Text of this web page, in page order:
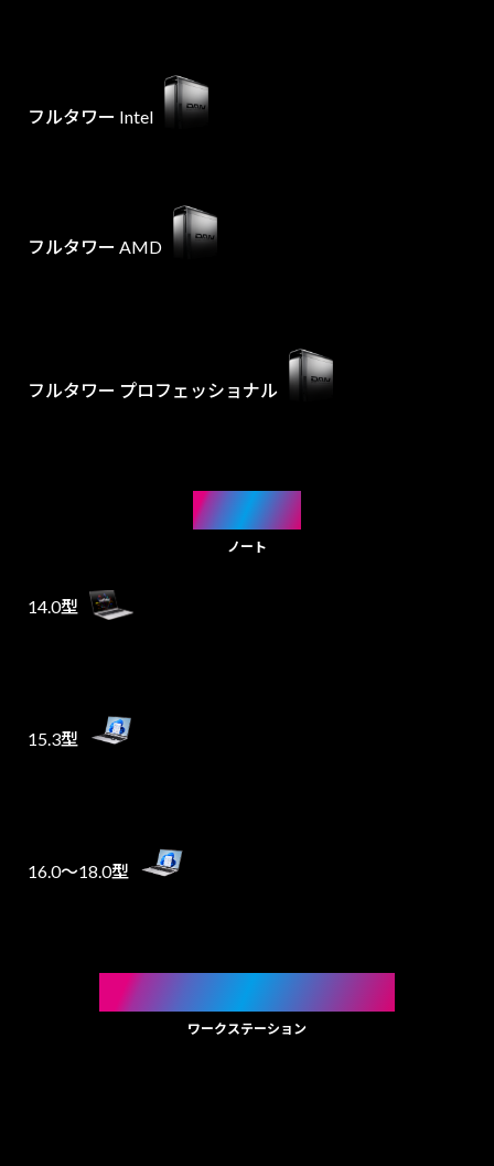
フルタワー Intel
フルタワー AMD
フルタワー プロフェッショナル
NOTE
ノート
14.0型
15.3型
16.0～18.0型
WORKSTATION
ワークステーション